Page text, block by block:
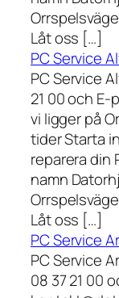
Låt oss […]
PC Service
PC Service
21 00 och
vi ligger på
tider Starta
reparera din
namn
Låt oss […]
PC Service
PC Service
08 37 21 00